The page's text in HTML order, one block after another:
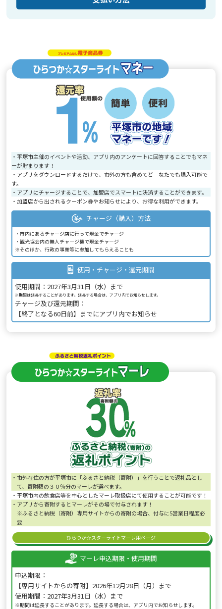
・平塚市主催のイベントや活動、アプリ内のアンケートに回答することでもマネ
ーが貯まります！
・アプリをダウンロードするだけで、市外の方も含めてど なたでも購入可能で
す。
・アプリにチャージすることで、加盟店でスマートに決済することができます。
・加盟店から出されるクーポン券やお知らせにより、お得な利用ができます。
チャージ（購入）方法
市内にあるチャージ店に行って現金でチャージ
観光協会内の無人チャージ機で現金チャージ
※そのほか、行政の事業等に参加してもらえることも
使用・チャージ・還元期間
使用期間： 2027年3月31日（水）まで
※期間は延長することがあります。延長する場合は、アプリ内でお知らせします。
チャージ及び還元期間：
【終了となる60日前】までにアプリ内でお知らせ
市外在住の方が平塚市に「ふるさと納税（寄附）」を行うことで返礼品とし
て、寄附額の３０％分のマーレが選べます。
平塚市内の飲食店等を中心としたマーレ取扱店にて使用することが可能です！
アプリから寄附するとマーレがその場で付与されます！
※ふるさと納税（寄附）専用サイトからの寄附の場合、付与に5営業日程度必
要
ひらつか☆スターライトマーレ用ページ
マーレ申込期限・使用期間
申込期限：
【専用サイトからの寄附】2026年12月28日（月）まで
使用期間：2027年3月31日（水）まで
※期間は延長することがあります。延長する場合は、アプリ内でお知らせします。